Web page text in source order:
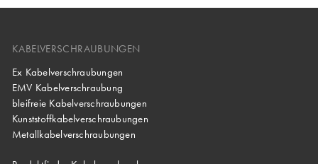
KABELVERSCHRAUBUNGEN
Ex Kabelverschraubungen
EMV Kabelverschraubung
bleifreie Kabelverschraubungen
Kunststoffkabelverschraubungen
Metallkabelverschraubungen